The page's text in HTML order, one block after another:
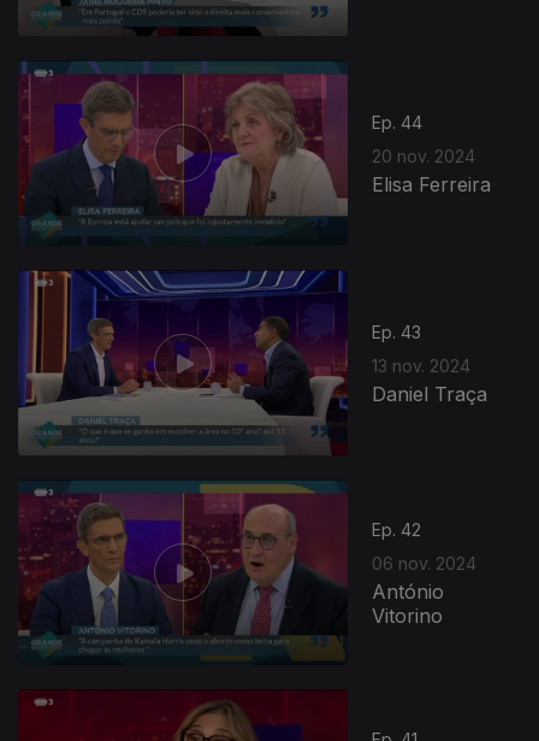
Ep. 44
20 nov. 2024
Elisa Ferreira
Ep. 43
13 nov. 2024
Daniel Traça
Ep. 42
06 nov. 2024
António
Vitorino